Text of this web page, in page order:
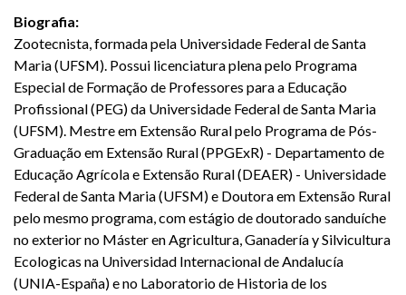
Biografia:
Zootecnista, formada pela Universidade Federal de Santa
Maria (UFSM). Possui licenciatura plena pelo Programa
Especial de Formação de Professores para a Educação
Profissional (PEG) da Universidade Federal de Santa Maria
(UFSM). Mestre em Extensão Rural pelo Programa de Pós-
Graduação em Extensão Rural (PPGExR) - Departamento de
Educação Agrícola e Extensão Rural (DEAER) - Universidade
Federal de Santa Maria (UFSM) e Doutora em Extensão Rural
pelo mesmo programa, com estágio de doutorado sanduíche
no exterior no Máster en Agricultura, Ganadería y Silvicultura
Ecologicas na Universidad Internacional de Andalucía
(UNIA-España) e no Laboratorio de Historia de los